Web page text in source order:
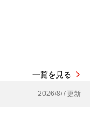
一覧を見る
2026/8/7更新